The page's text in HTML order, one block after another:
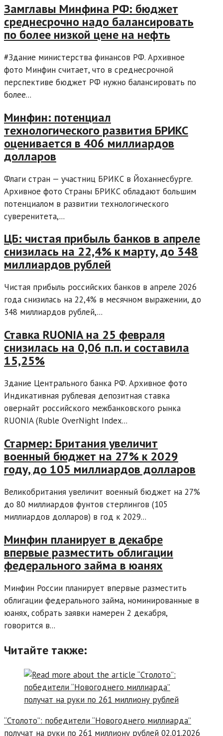
Замглавы Минфина РФ: бюджет
среднесрочно надо балансировать
по более низкой цене на нефть
#Здание министерства финансов РФ. Архивное
фото Минфин считает, что в среднесрочной
перспективе бюджет РФ нужно балансировать по
более...
Минфин: потенциал
технологического развития БРИКС
оценивается в 406 миллиардов
долларов
Флаги стран — участниц БРИКС в Йоханнесбурге.
Архивное фото Страны БРИКС обладают большим
потенциалом в развитии технологического
суверенитета,...
ЦБ: чистая прибыль банков в апреле
снизилась на 22,4% к марту, до 348
миллиардов рублей
Чистая прибыль российских банков в апреле 2026
года снизилась на 22,4% в месячном выражении, до
348 миллиардов рублей,...
Ставка RUONIA на 25 февраля
снизилась на 0,06 п.п. и составила
15,25%
Здание Центрального банка РФ. Архивное фото
Индикативная рублевая депозитная ставка
овернайт российского межбанковского рынка
RUONIA (Ruble OverNight Index...
Стармер: Британия увеличит
военный бюджет на 27% к 2029
году, до 105 миллиардов долларов
Великобритания увеличит военный бюджет на 27%
до 80 миллиардов фунтов стерлингов (105
миллиардов долларов) в год к 2029...
Минфин планирует в декабре
впервые разместить облигации
федерального займа в юанях
Минфин России планирует впервые разместить
облигации федерального займа, номинированные в
юанях, собрать заявки намерен 2 декабря,
говорится в...
Читайте также:
“Столото”: победители “Новогоднего миллиарда”
получат на руки по 261 миллиону рублей 02.01.2026